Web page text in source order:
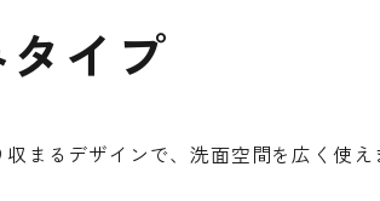
イプ
まるデザインで、洗面空間を広く使